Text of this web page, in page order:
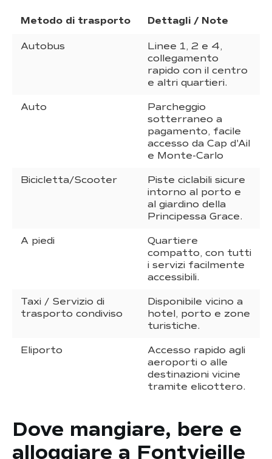
Metodo di trasporto Dettagli / Note
Autobus
Linee 1, 2 e 4,
collegamento
rapido con il centro
e altri quartieri.
Auto
Parcheggio
sotterraneo a
pagamento, facile
accesso da Cap d'Ail
e Monte-Carlo
Bicicletta/Scooter
Piste ciclabili sicure
intorno al porto e
al giardino della
Principessa Grace.
A piedi
Quartiere
compatto, con tutti
i servizi facilmente
accessibili.
Taxi / Servizio di
trasporto condiviso
Disponibile vicino a
hotel, porto e zone
turistiche.
Eliporto
Accesso rapido agli
aeroporti o alle
destinazioni vicine
tramite elicottero.
Dove mangiare, bere e
alloggiare a Fontvieille